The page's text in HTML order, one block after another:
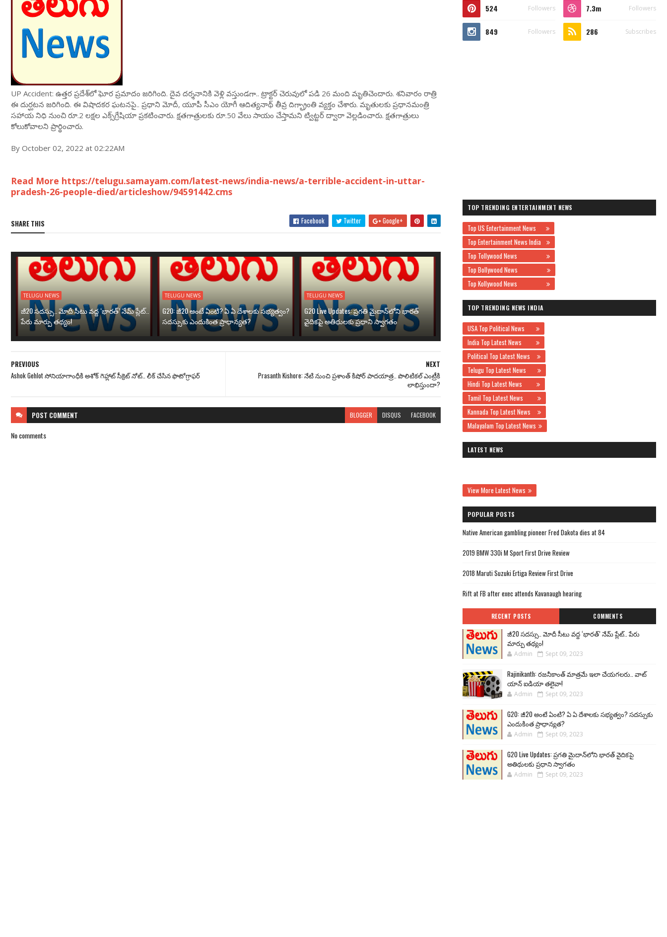
UP Accident: ఉత్తర ప్రదేశ్‌లో ఘోర ప్రమాదం జరిగింది. దైవ దర్శనానికి వెళ్లి వస్తుండగా.. ట్రాక్టర్ చెరువులో పడి 26 మంది మృతిచెందారు. శనివారం రాత్రి
ఈ దుర్ఘటన జరిగింది. ఈ విషాదకర ఘటనపై.. ప్రధాని మోదీ, యూపీ సీఎం యోగీ ఆదిత్యనాథ్ తీవ్ర దిగ్భ్రాంతి వ్యక్తం చేశారు. మృతులకు ప్రధానమంత్రి
సహాయ నిధి నుంచి రూ.2 లక్షల ఎక్స్‌గ్రేషియా ప్రకటించారు. క్షతగాత్రులకు రూ.50 వేలు సాయం చేస్తామని ట్విట్టర్ ద్వారా వెల్లడించారు. క్షతగాత్రులు
కోలుకోవాలని ప్రార్థించారు.
By October 02, 2022 at 02:22AM
Read More https://telugu.samayam.com/latest-news/india-news/a-terrible-accident-in-uttar-
pradesh-26-people-died/articleshow/94591442.cms
SHARE THIS Facebook Twitter Google+
TELUGU NEWS
జీ20 సదస్సు.. మోదీ సీటు వద్ద ‘భారత్’ నేమ్ ప్లేట్‌..
పేరు మార్పు తథ్యం!
TELUGU NEWS
G20: జీ20 అంటే ఏంటి? ఏ ఏ దేశాలకు సభ్యత్వం?
సదస్సుకు ఎందుకింత ప్రాధాన్యత?
TELUGU NEWS
G20 Live Updates: ప్రగతి మైదాన్‌లోని భారత్
వైదికపై అతిథులకు ప్రధాని స్వాగతం
NEXT
Prasanth Kishore: నేటి నుంచి ప్రశాంత్ కిషోర్ పాదయాత్ర.. పొలిటికల్ ఎంట్రీకి
లాభిస్తుందా?
PREVIOUS
Ashok Gehlot సోనియాగాంధీకి అశోక్ గెహ్లాట్ సీక్రెట్ నోట్.. లీక్ చేసిన ఫొటోగ్రాఫర్
POST COMMENT BLOGGER DISQUS FACEBOOK
No comments
524 Followers 7.3m Followers
849 Followers 286 Subscribes
TOP TRENDING ENTERTAINMENT NEWS
Top US Entertainment News
Top Entertainment News India
Top Tollywood News
Top Bollywood News
Top Kollywood News
TOP TRENDING NEWS INDIA
USA Top Political News
India Top Latest News
Political Top Latest News
Telugu Top Latest News
Hindi Top Latest News
Tamil Top Latest News
Kannada Top Latest News
Malayalam Top Latest News
LATEST NEWS
View More Latest News
POPULAR POSTS
Native American gambling pioneer Fred Dakota dies at 84
2019 BMW 330i M Sport First Drive Review
2018 Maruti Suzuki Ertiga Review First Drive
Rift at FB after exec attends Kavanaugh hearing
RECENT POSTS COMMENTS
జీ20 సదస్సు.. మోదీ సీటు వద్ద ‘భారత్’ నేమ్ ప్లేట్‌.. పేరు
మార్పు తథ్యం!
Admin Sept 09, 2023
Rajinikanth: రజనీకాంత్ మాత్రమే ఇలా చేయగలరు.. వాట్
యాన్ ఐడియా తలైవా!
Admin Sept 09, 2023
G20: జీ20 అంటే ఏంటి? ఏ ఏ దేశాలకు సభ్యత్వం? సదస్సుకు
ఎందుకింత ప్రాధాన్యత?
Admin Sept 09, 2023
G20 Live Updates: ప్రగతి మైదాన్‌లోని భారత్ వైదికపై
అతిథులకు ప్రధాని స్వాగతం
Admin Sept 09, 2023